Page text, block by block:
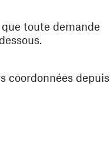
toute demande
coordonnées depuis